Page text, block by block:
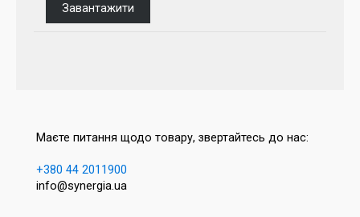
Завантажити
Маєте питання щодо товару, звертайтесь до нас:
+380 44 2011900
info@synergia.ua